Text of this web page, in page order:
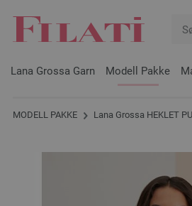
Lana Grossa Garn Modell Pakke
MODELL PAKKE Lana Grossa HEKLET